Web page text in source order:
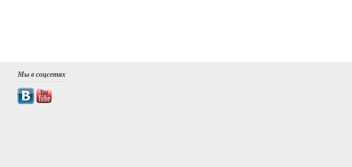
Мы в соцсетях